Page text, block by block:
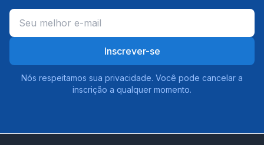
Inscrever-se
Nós respeitamos sua privacidade. Você pode cancelar a
inscrição a qualquer momento.